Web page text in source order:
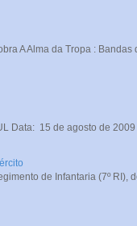
A Alma da Tropa :
Data: 15 de agosto de
de Infantaria (7º RI),